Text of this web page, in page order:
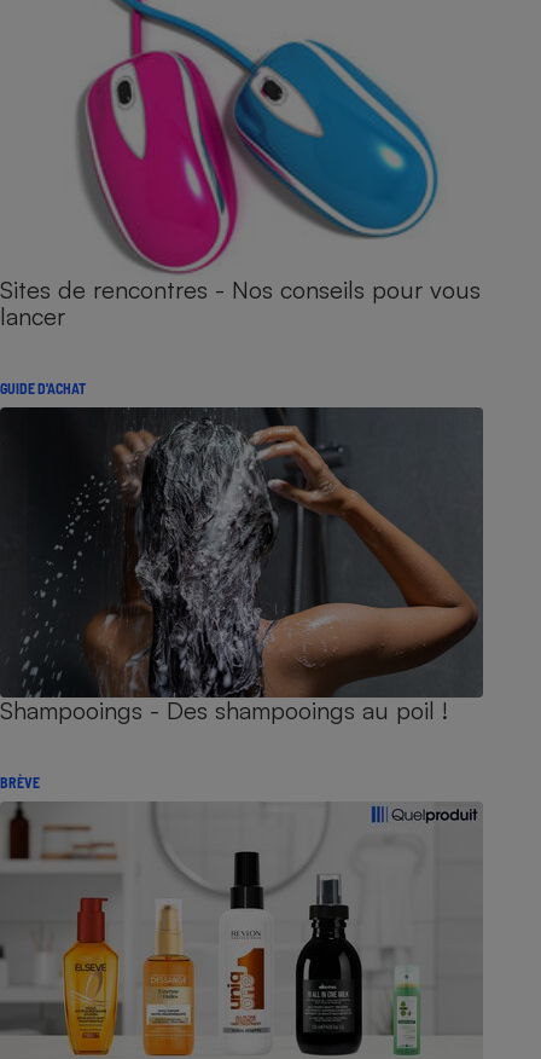
Sites de rencontres - Nos conseils pour vous
lancer
GUIDE D'ACHAT
Shampooings - Des shampooings au poil !
BRÈVE